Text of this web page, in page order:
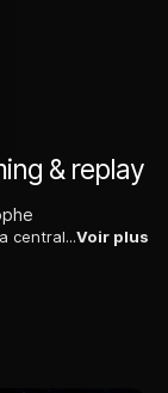
& replay
Alors que Linda et Rusty sont enfermés dans la centrale nucléaire de Seaview, un ouragan se déchaîne sur les îles de Poliahu et de Pele.Voir plus